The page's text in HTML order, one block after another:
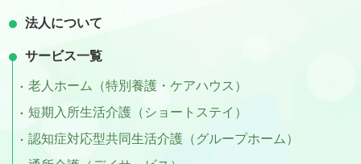
法人について
サービス一覧
老人ホーム（特別養護・ケアハウス）
短期入所生活介護（ショートステイ）
認知症対応型共同生活介護（グループホーム）